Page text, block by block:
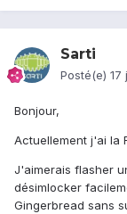
Sarti
Posté(e) 17
Bonjour,
Actuellement j'ai la
J'aimerais flasher
désimlocker
Gingerbread sans